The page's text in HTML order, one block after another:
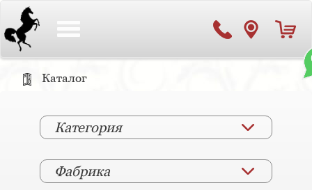
Каталог
Категория
Фабрика